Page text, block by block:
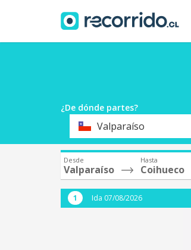
¿De dónde partes?
Origen Valparaíso
Desde
Valparaíso
Hasta
Coihueco
Ida 07/08/2026